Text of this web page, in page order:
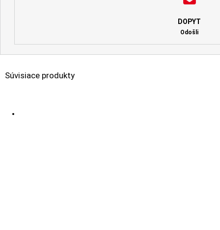
DOPYT
Odošli
Súvisiace produkty